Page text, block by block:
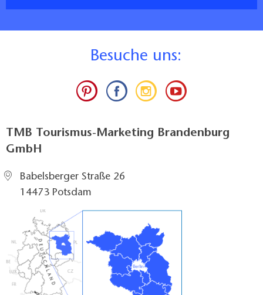
Besuche uns:
TMB Tourismus-Marketing Brandenburg
GmbH
Babelsberger Straße 26
14473 Potsdam